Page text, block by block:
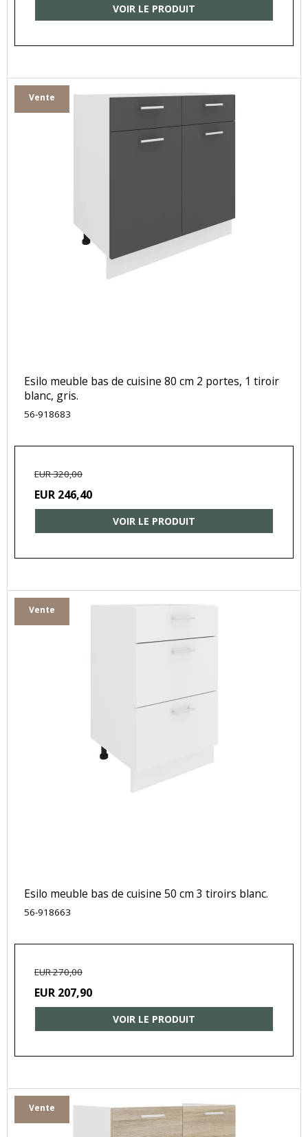
VOIR LE PRODUIT
Vente
Esilo meuble bas de cuisine 80 cm 2 portes, 1 tiroir
blanc, gris.
56-918683
EUR 320,00
EUR 246,40
VOIR LE PRODUIT
Vente
Esilo meuble bas de cuisine 50 cm 3 tiroirs blanc.
56-918663
EUR 270,00
EUR 207,90
VOIR LE PRODUIT
Vente